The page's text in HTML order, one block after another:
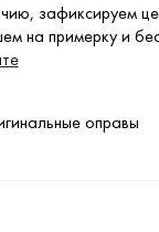
зафиксируем
на примерку и
оправы